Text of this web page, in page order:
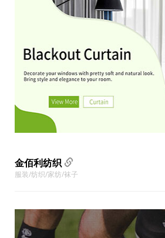
金佰利纺织
服装/纺织/家纺/袜子